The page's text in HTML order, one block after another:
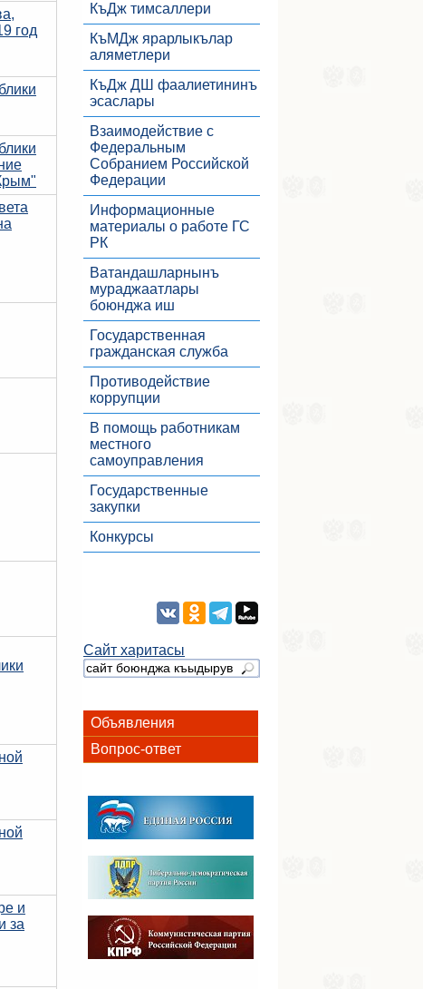
год
и
за
КъДж тимсаллери
КъМДж ярарлыкълар
аляметлери
КъДж ДШ фаалиетининъ
эсаслары
Взаимодействие с
Федеральным
Собранием Российской
Федерации
Информационные
материалы о работе ГС
РК
Ватандашларнынъ
мураджаатлары
боюнджа иш
Государственная
гражданская служба
Противодействие
коррупции
В помощь работникам
местного
самоуправления
Государственные
закупки
Конкурсы
Сайт харитасы
Объявления
Вопрос-ответ